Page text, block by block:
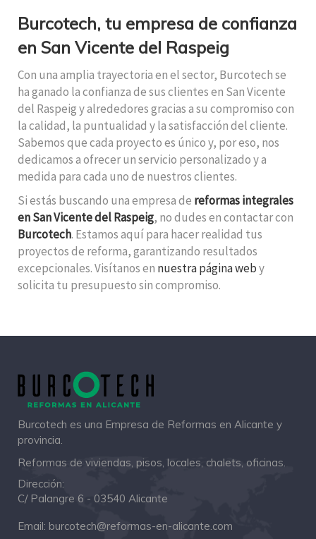
Burcotech, tu empresa de confianza
en San Vicente del Raspeig
Con una amplia trayectoria en el sector, Burcotech se
ha ganado la confianza de sus clientes en San Vicente
del Raspeig y alrededores gracias a su compromiso con
la calidad, la puntualidad y la satisfacción del cliente.
Sabemos que cada proyecto es único y, por eso, nos
dedicamos a ofrecer un servicio personalizado y a
medida para cada uno de nuestros clientes.
Si estás buscando una empresa de reformas integrales
en San Vicente del Raspeig, no dudes en contactar con
Burcotech. Estamos aquí para hacer realidad tus
proyectos de reforma, garantizando resultados
excepcionales. Visítanos en nuestra página weby
solicita tu presupuesto sin compromiso.
Burcotech es una Empresa de Reformas en Alicante y
provincia.
Reformas de viviendas, pisos, locales, chalets, oficinas.
Dirección:
C/ Palangre 6 - 03540 Alicante
Email: burcotech@reformas-en-alicante.com